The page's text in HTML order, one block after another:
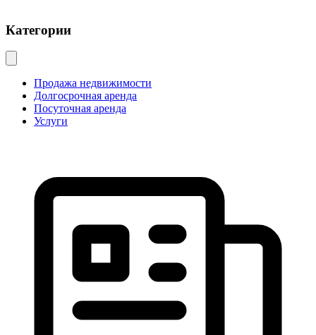
Категории
Продажа недвижимости
Долгосрочная аренда
Посуточная аренда
Услуги